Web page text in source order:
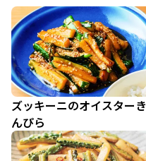
ズッキーニのオイスターき
んぴら